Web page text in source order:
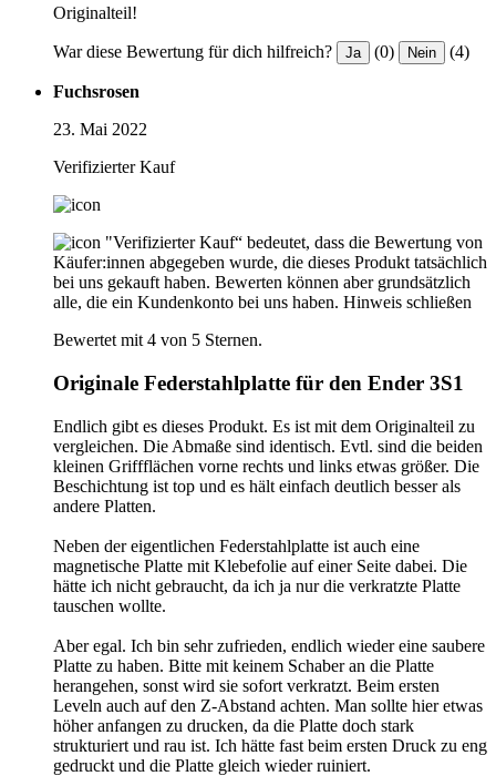
Originalteil!
War diese Bewertung für dich hilfreich? Ja (0) Nein (4)
Fuchsrosen
23. Mai 2022
Verifizierter Kauf
"Verifizierter Kauf“ bedeutet, dass die Bewertung von
Käufer:innen abgegeben wurde, die dieses Produkt tatsächlich
bei uns gekauft haben. Bewerten können aber grundsätzlich
alle, die ein Kundenkonto bei uns haben. Hinweis schließen
Bewertet mit 4 von 5 Sternen.
Originale Federstahlplatte für den Ender 3S1
Endlich gibt es dieses Produkt. Es ist mit dem Originalteil zu
vergleichen. Die Abmaße sind identisch. Evtl. sind die beiden
kleinen Griffflächen vorne rechts und links etwas größer. Die
Beschichtung ist top und es hält einfach deutlich besser als
andere Platten.
Neben der eigentlichen Federstahlplatte ist auch eine
magnetische Platte mit Klebefolie auf einer Seite dabei. Die
hätte ich nicht gebraucht, da ich ja nur die verkratzte Platte
tauschen wollte.
Aber egal. Ich bin sehr zufrieden, endlich wieder eine saubere
Platte zu haben. Bitte mit keinem Schaber an die Platte
herangehen, sonst wird sie sofort verkratzt. Beim ersten
Leveln auch auf den Z-Abstand achten. Man sollte hier etwas
höher anfangen zu drucken, da die Platte doch stark
strukturiert und rau ist. Ich hätte fast beim ersten Druck zu eng
gedruckt und die Platte gleich wieder ruiniert.